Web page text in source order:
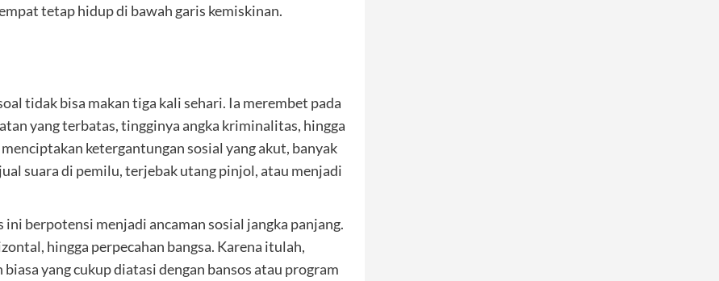
tetap hidup di bawah garis kemiskinan.
tidak bisa makan tiga kali sehari. Ia merembet pada
yang terbatas, tingginya angka kriminalitas, hingga
ketergantungan sosial yang akut, banyak
suara di pemilu, terjebak utang pinjol, atau menjadi
berpotensi menjadi ancaman sosial jangka panjang.
hingga perpecahan bangsa. Karena itulah,
yang cukup diatasi dengan bansos atau program